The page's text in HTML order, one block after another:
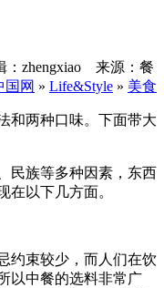
：zhengxiao 来源：餐
国网 » Life&Style » 美食
和两种口味。下面带大
民族等多种因素，东西
在以下几方面。
约束较少，而人们在饮
以中餐的选料非常广